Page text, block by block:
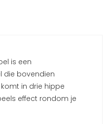
is een
die bovendien
in drie hippe
effect rondom je